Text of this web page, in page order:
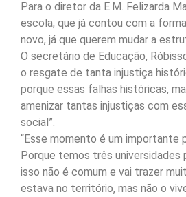
Para o diretor da E.M. Felizarda
escola, que já contou com a
novo, já que querem mudar a
O secretário de Educação,
o resgate de tanta injustiça
porque essas falhas históricas,
amenizar tantas injustiças com
social”.
“Esse momento é um importante
Porque temos três universidades
isso não é comum e vai trazer
estava no território, mas não o